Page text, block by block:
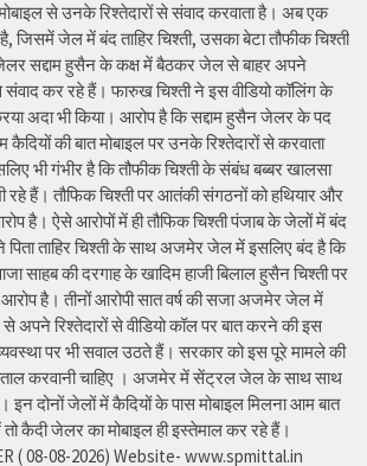
से उनके रिश्तेदारों से संवाद करवाता है। अब एक
जिसमें जेल में बंद ताहिर चिश्ती, उसका बेटा तौफीक चिश्ती
सद्दाम हुसैन के कक्ष में बैठकर जेल से बाहर अपने
संवाद कर रहे हैं। फारुख चिश्ती ने इस वीडियो कॉलिंग के
अदा भी किया। आरोप है कि सद्दाम हुसैन जेलर के पद
की बात मोबाइल पर उनके रिश्तेदारों से करवाता
भी गंभीर है कि तौफीक चिश्ती के संबंध बब्बर खालसा
हैं। तौफिक चिश्ती पर आतंकी संगठनों को हथियार और
है। ऐसे आरोपों में ही तौफिक चिश्ती पंजाब के जेलों में बंद
पिता ताहिर चिश्ती के साथ अजमेर जेल में इसलिए बंद है कि
साहब की दरगाह के खादिम हाजी बिलाल हुसैन चिश्ती पर
है। तीनों आरोपी सात वर्ष की सजा अजमेर जेल में
रिश्तेदारों से वीडियो कॉल पर बात करने की इस
पर भी सवाल उठते हैं। सरकार को इस पूरे मामले की
करवानी चाहिए । अजमेर में सेंट्रल जेल के साथ साथ
इन दोनों जेलों में कैदियों के पास मोबाइल मिलना आम बात
कैदी जेलर का मोबाइल ही इस्तेमाल कर रहे हैं।
( 08-08-2026) Website- www.spmittal.in